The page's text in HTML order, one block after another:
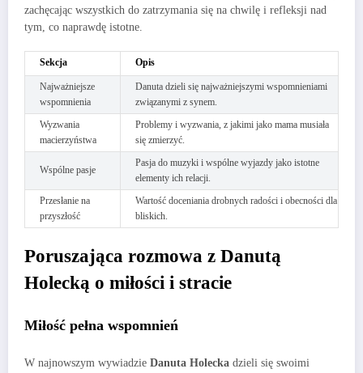
zachęcając wszystkich do zatrzymania się na chwilę i refleksji nad
tym, co naprawdę istotne.
Sekcja Opis
Najważniejsze
wspomnienia
Danuta dzieli się najważniejszymi wspomnieniami
związanymi z synem.
Wyzwania
macierzyństwa
Problemy i wyzwania, z jakimi jako mama musiała
się zmierzyć.
Wspólne pasje
Pasja do muzyki i wspólne wyjazdy jako istotne
elementy ich relacji.
Przesłanie na
przyszłość
Wartość doceniania drobnych radości i obecności dla
bliskich.
Poruszająca rozmowa z Danutą
Holecką o miłości i stracie
Miłość pełna wspomnień
W najnowszym wywiadzie Danuta Holecka dzieli się swoimi